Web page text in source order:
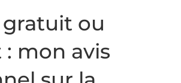
ou
: mon avis